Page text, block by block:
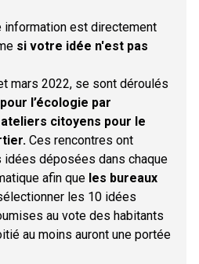
information est directement
si votre idée n'est pas
mars 2022, se sont déroulés
l’écologie par
citoyens pour le
Ces rencontres ont
déposées dans chaque
afin que les bureaux
les 10 idées
au vote des habitants
au moins auront une portée